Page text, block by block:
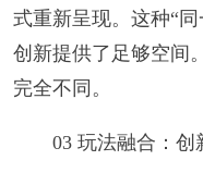
式重新呈现。这种“
创新提供了足够空间
完全不同。
03 玩法融合：创